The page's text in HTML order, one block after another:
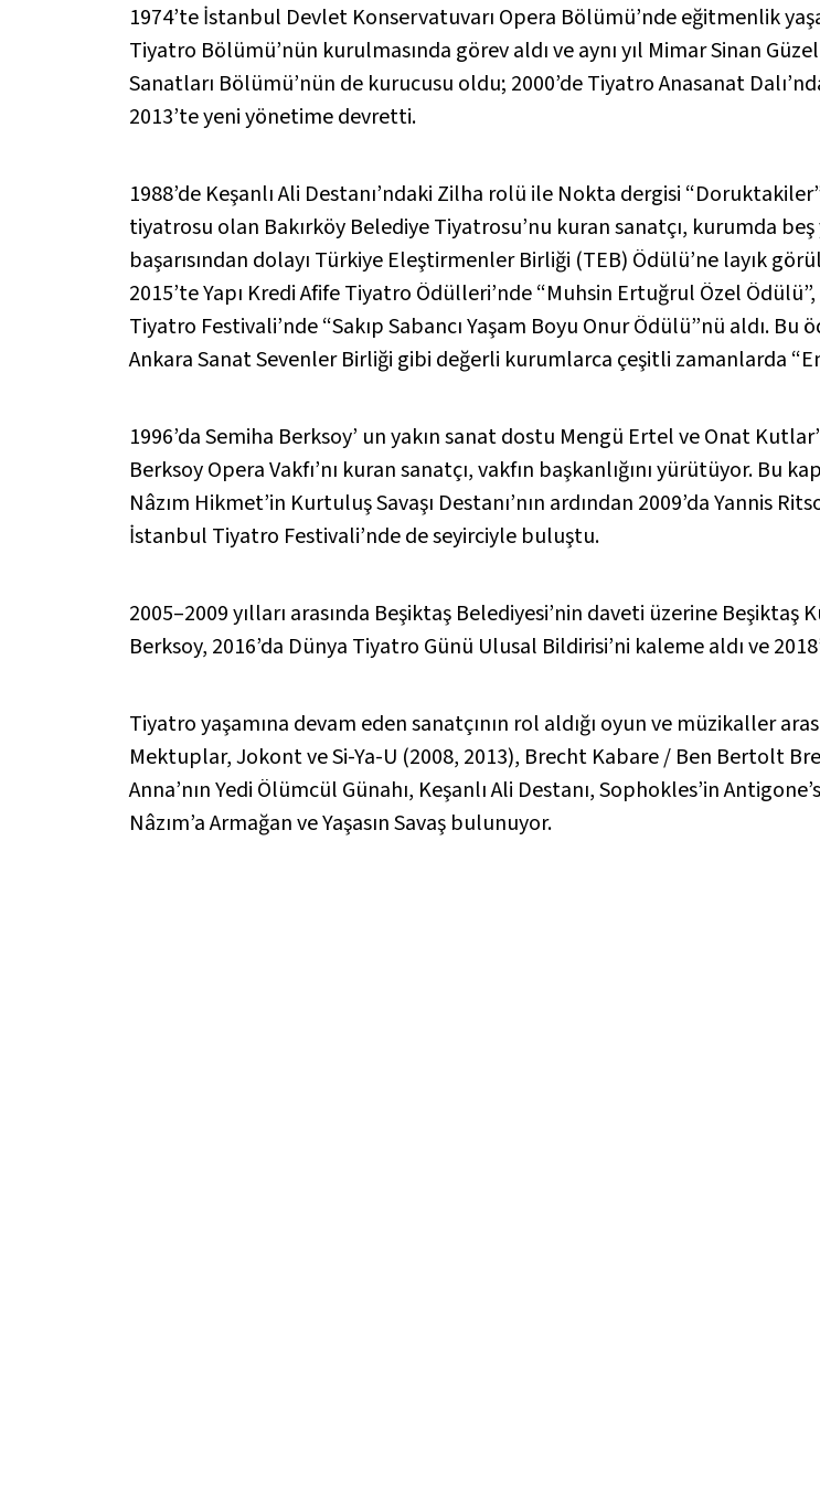
1974’te İstanbul Devlet Konservatuvarı Opera Bölümü’nde eğitmenlik
Tiyatro Bölümü’nün kurulmasında görev aldı ve aynı yıl Mimar Sinan
Sanatları Bölümü’nün de kurucusu oldu; 2000’de Tiyatro Anasanat
2013’te yeni yönetime devretti.
1988’de Keşanlı Ali Destanı’ndaki Zilha rolü ile Nokta dergisi
tiyatrosu olan Bakırköy Belediye Tiyatrosu’nu kuran sanatçı, kurumda
başarısından dolayı Türkiye Eleştirmenler Birliği (TEB) Ödülü’ne layık
2015’te Yapı Kredi Afife Tiyatro Ödülleri’nde “Muhsin Ertuğrul Özel
Tiyatro Festivali’nde “Sakıp Sabancı Yaşam Boyu Onur Ödülü”nü aldı.
Ankara Sanat Sevenler Birliği gibi değerli kurumlarca çeşitli zamanlarda
1996’da Semiha Berksoy’ un yakın sanat dostu Mengü Ertel ve Onat
Berksoy Opera Vakfı’nı kuran sanatçı, vakfın başkanlığını yürütüyor. Bu
Nâzım Hikmet’in Kurtuluş Savaşı Destanı’nın ardından 2009’da Yannis
İstanbul Tiyatro Festivali’nde de seyirciyle buluştu.
2005–2009 yılları arasında Beşiktaş Belediyesi’nin daveti üzerine
Berksoy, 2016’da Dünya Tiyatro Günü Ulusal Bildirisi’ni kaleme aldı ve
Tiyatro yaşamına devam eden sanatçının rol aldığı oyun ve müzikaller
Mektuplar,Jokont ve Si-Ya-U (2008, 2013), Brecht Kabare / Ben Bertolt
Anna’nın Yedi Ölümcül Günahı, Keşanlı Ali Destanı, Sophokles’in
Nâzım’a ArmağanveYaşasın Savaş bulunuyor.